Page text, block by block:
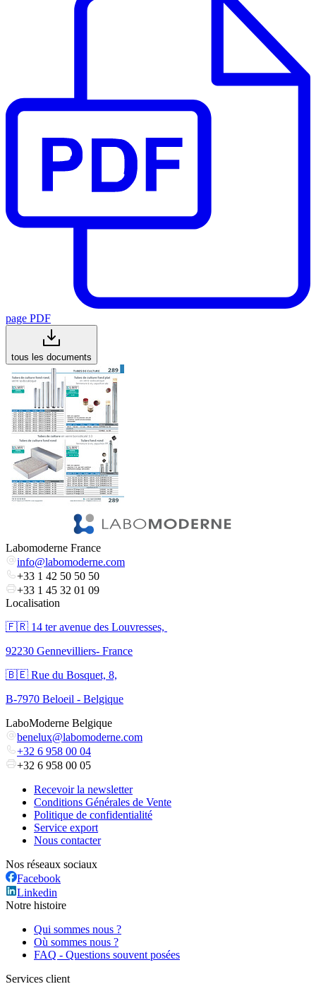
page PDF
tous les documents
Labomoderne France
info@labomoderne.com
+33 1 42 50 50 50
+33 1 45 32 01 09
Localisation
🇫🇷 ​14 ter avenue des Louvresses,
92230 Gennevilliers- France
🇧🇪 Rue du Bosquet, 8,
B-7970 Beloeil - Belgique
LaboModerne Belgique
benelux@labomoderne.com
+32 6 958 00 04
+32 6 958 00 05
Recevoir la newsletter
Conditions Générales de Vente
Politique de confidentialité
Service export
Nous contacter
Nos réseaux sociaux
Facebook
Linkedin
Notre histoire
Qui sommes nous ?
Où sommes nous ?
FAQ - Questions souvent posées
Services client